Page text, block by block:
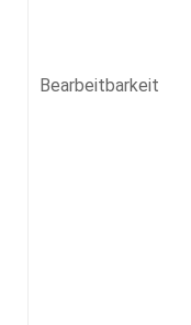
Bearbeitbarkeit